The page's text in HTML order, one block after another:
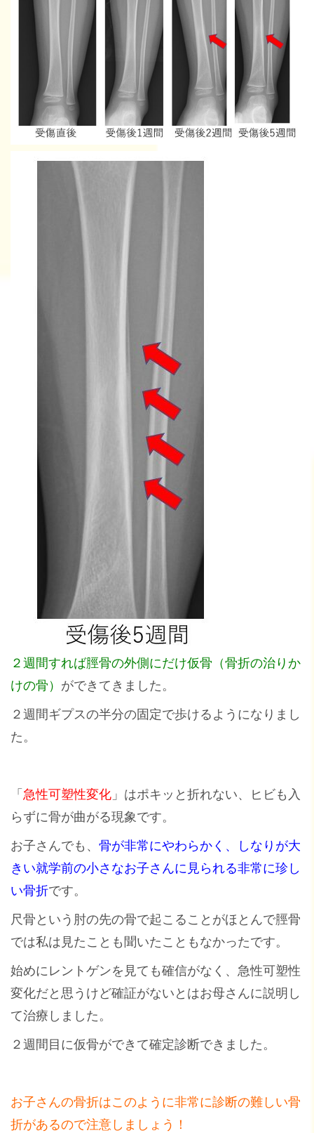
２週間すれば脛骨の外側にだけ仮骨（骨折の治りか
けの骨） ができてきました。
２週間ギプスの半分の固定で歩けるようになりまし
た。
「 急性可塑性変化 」はポキッと折れない、ヒビも入
らずに骨が曲がる現象です。
お子さんでも、 骨が非常にやわらかく、しなりが大
きい就学前の小さなお子さんに見られる非常に珍し
い骨折です。
尺骨という肘の先の骨で起こることがほとんで脛骨
では私は見たことも聞いたこともなかったです。
始めにレントゲンを見ても確信がなく、急性可塑性
変化だと思うけど確証がないとはお母さんに説明し
て治療しました。
２週間目に仮骨ができて確定診断できました。
お子さんの骨折はこのように非常に診断の難しい骨
折があるので注意しましょう！